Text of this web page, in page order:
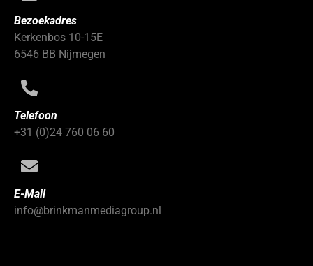
Bezoekadres
Kerkenbos 10-15E
6546 BB Nijmegen
Telefoon
+31 (0)24 760 06 60
E-Mail
info@brinkmanmediagroup.nl